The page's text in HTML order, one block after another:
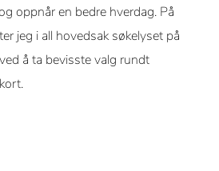
oppnår en bedre hverdag. På
jeg i all hovedsak søkelyset på
å ta bevisste valg rundt